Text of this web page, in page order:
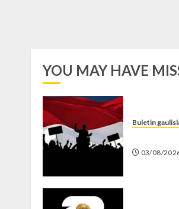
YOU MAY HAVE
Buletin
03/08/